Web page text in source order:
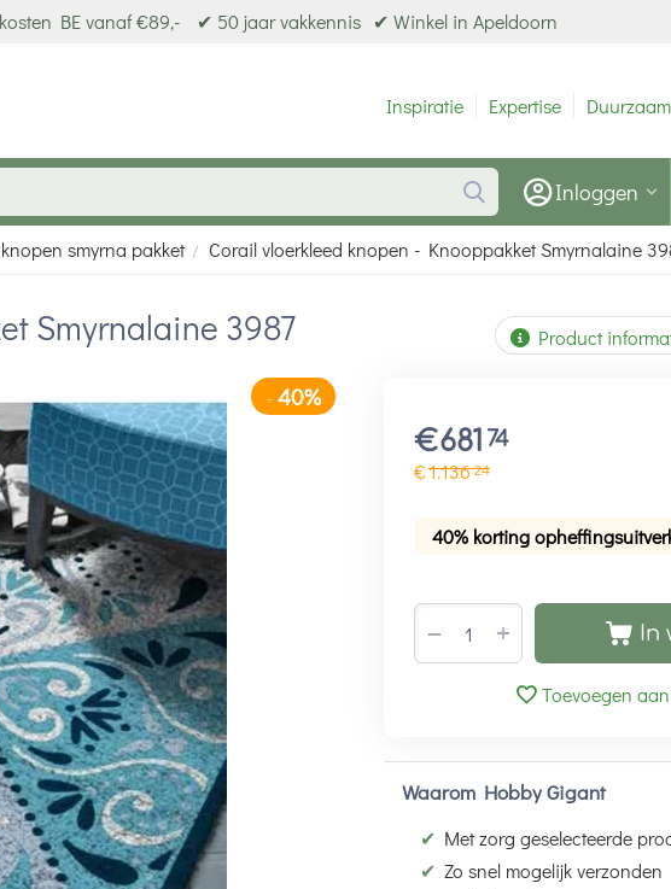
BE vanaf €89,- ✔ 50 jaar vakkennis ✔ Winkel in Apeldoorn
Inspiratie Expertise
Inloggen
smyrna pakket / Corail vloerkleed knopen - Knooppakket Smyrnalaine
Smyrnalaine 3987 Product
- 40%
€681 74
€1.13624
40% korting
+
− In
Toevoegen
Waarom Hobby Gigant
✔ Met zorg geselecteerde
✔ Zo snel mogelijk verzonden